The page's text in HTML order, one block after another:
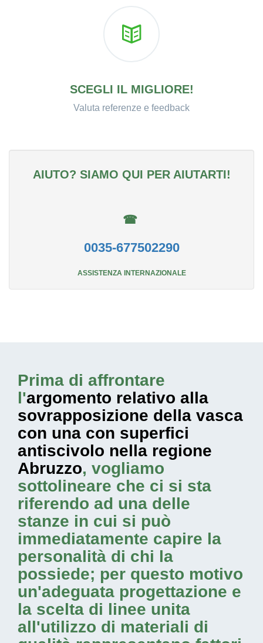
SCEGLI IL MIGLIORE!
Valuta referenze e feedback
AIUTO? SIAMO QUI PER AIUTARTI!
☎
0035-677502290
ASSISTENZA INTERNAZIONALE
Prima di affrontare
l'argomento relativo alla
sovrapposizione della vasca
con una con superfici
antiscivolo nella regione
Abruzzo, vogliamo
sottolineare che ci si sta
riferendo ad una delle
stanze in cui si può
immediatamente capire la
personalità di chi la
possiede; per questo motivo
un'adeguata progettazione e
la scelta di linee unita
all'utilizzo di materiali di